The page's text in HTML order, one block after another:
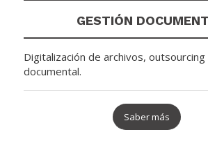
GESTIÓN
Digitalización de archivos,
documental.
Saber más